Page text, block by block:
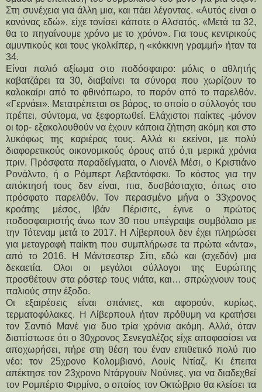
Στη συνέχεια για άλλη μια, και πάει λέγοντας. «Αυτός είναι ο
κανόνας εδώ», είχε τονίσει κάποτε ο Αλσατός. «Μετά τα 32,
θα το πηγαίνουμε χρόνο με το χρόνο». Για τους κεντρικούς
αμυντικούς και τους γκολκίπερ, η «κόκκινη γραμμή» ήταν τα
34.
Είναι παλιό αξίωμα στο ποδόσφαιρο: μόλις ο αθλητής
καβατζάρει τα 30, διαβαίνει τα σύνορα που χωρίζουν το
καλοκαίρι από το φθινόπωρο, το παρόν από το παρελθόν.
«Γερνάει». Μετατρέπεται σε βάρος, το οποίο ο σύλλογός του
πρέπει, σύντομα, να ξεφορτωθεί. Ελάχιστοι παίκτες -μόνον
οι top- εξακολουθούν να έχουν κάποια ζήτηση ακόμη και στο
λυκόφως της καριέρας τους. Αλλά κι εκείνοι, με πολύ
διαφορετικούς οικονομικούς όρους από ό,τι μερικά χρόνια
πριν. Πρόσφατα παραδείγματα, ο Λιονέλ Μέσι, ο Κριστιάνο
Ρονάλντο, ή ο Ρόμπερτ Λεβαντόφσκι. Το κόστος για την
απόκτησή τους δεν είναι, πια, δυσβάσταχτο, όπως στο
πρόσφατο παρελθόν. Τον περασμένο μήνα ο 33χρονος
κροάτης μέσος, Ιβάν Πέρισιτς, έγινε ο πρώτος
ποδοσφαιριστής άνω των 30 που υπέγραψε συμβόλαιο με
την Τότεναμ μετά το 2017. Η Λίβερπουλ δεν έχει πληρώσει
για μεταγραφή παίκτη που συμπλήρωσε τα πρώτα «άντα»,
από το 2016. Η Μάντσεστερ Σίτι, εδώ και (σχεδόν) μια
δεκαετία. Ολοι οι μεγάλοι σύλλογοι της Ευρώπης
προσθέτουν στα ρόστερ τους νιάτα, και… σπρώχνουν τους
παλιούς στην έξοδο.
Οι εξαιρέσεις είναι σπάνιες, και αφορούν, κυρίως,
τερματοφύλακες. Η Λίβερπουλ ήταν πρόθυμη να κρατήσει
τον Σαντιό Μανέ για δυο τρία χρόνια ακόμη. Αλλά, όταν
διαπίστωσε ότι ο 30χρονος Σενεγαλέζος είχε αποφασίσει να
αποχωρήσει, πήρε στη θέση του έναν επιθετικό πολύ πιο
νέο: τον 25χρονο Κολομβιανό, Λουίς Ντίαζ. Κι έπειτα
απέκτησε τον 23χρονο Ντάργουϊν Νούνιες, για να διαδεχθεί
τον Ρομπέρτο Φιρμίνο, ο οποίος τον Οκτώβριο θα κλείσει τα